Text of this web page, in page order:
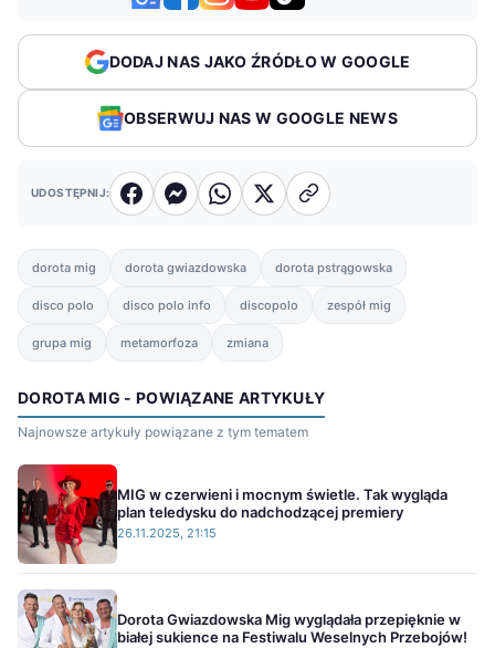
DODAJ NAS JAKO ŹRÓDŁO W GOOGLE
OBSERWUJ NAS W GOOGLE NEWS
UDOSTĘPNIJ:
dorota mig dorota gwiazdowska dorota pstrągowska
disco polo disco polo info discopolo zespół mig
grupa mig metamorfoza zmiana
DOROTA MIG - POWIĄZANE ARTYKUŁY
Najnowsze artykuły powiązane z tym tematem
MIG w czerwieni i mocnym świetle. Tak wygląda
plan teledysku do nadchodzącej premiery
26.11.2025, 21:15
Dorota Gwiazdowska Mig wyglądała przepięknie w
białej sukience na Festiwalu Weselnych Przebojów!